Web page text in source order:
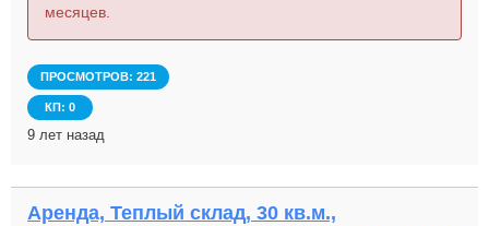
месяцев.
ПРОСМОТРОВ: 221
КП: 0
9 лет назад
Аренда, Теплый склад, 30 кв.м.,